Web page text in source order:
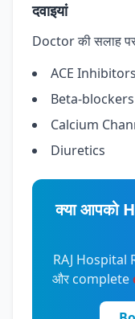
दवाइयां
Doctor की सलाह पर
ACE Inhibitors
Beta-blockers
Calcium
Diuretics
क्या आपको
RAJ Hospital
और complete